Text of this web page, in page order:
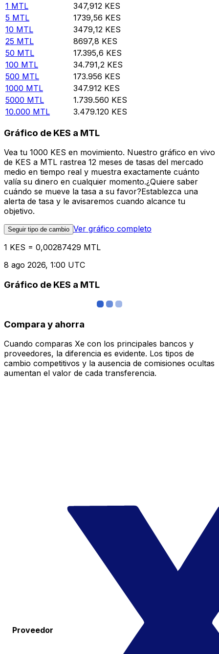
1 MTL 347,912 KES
5 MTL 1739,56 KES
10 MTL 3479,12 KES
25 MTL 8697,8 KES
50 MTL 17.395,6 KES
100 MTL 34.791,2 KES
500 MTL 173.956 KES
1000 MTL 347.912 KES
5000 MTL 1.739.560 KES
10.000 MTL 3.479.120 KES
Gráfico de KES a MTL
Vea tu 1000 KES en movimiento. Nuestro gráfico en vivo
de KES a MTL rastrea 12 meses de tasas del mercado
medio en tiempo real y muestra exactamente cuánto
valía su dinero en cualquier momento.¿Quiere saber
cuándo se mueve la tasa a su favor?Establezca una
alerta de tasa y le avisaremos cuando alcance tu
objetivo.
Seguir tipo de cambio Ver gráfico completo
1 KES = 0,00287429 MTL
8 ago 2026, 1:00 UTC
Gráfico de KES a MTL
Compara y ahorra
Cuando comparas Xe con los principales bancos y
proveedores, la diferencia es evidente. Los tipos de
cambio competitivos y la ausencia de comisiones ocultas
aumentan el valor de cada transferencia.
Proveedor